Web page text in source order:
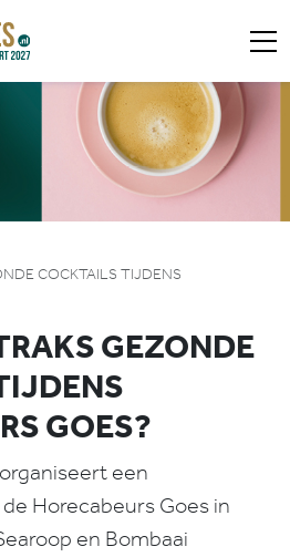
COCKTAILS TIJDENS
GEZONDE
GOES?
een
Horecabeurs Goes in
en Bombaai